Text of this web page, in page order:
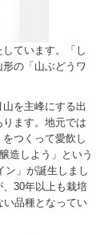
ています。「し
の「山ぶどうワ
を主峰にする出
ます。地元では
つくって愛飲し
造しよう」という
ン」が誕生しまし
30年以上も栽培
い品種となってい